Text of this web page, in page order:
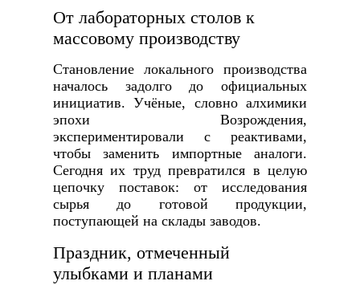
От лабораторных столов к
массовому производству
Становление локального производства
началось задолго до официальных
инициатив. Учёные, словно алхимики
эпохи Возрождения,
экспериментировали с реактивами,
чтобы заменить импортные аналоги.
Сегодня их труд превратился в целую
цепочку поставок: от исследования
сырья до готовой продукции,
поступающей на склады заводов.
Праздник, отмеченный
улыбками и планами